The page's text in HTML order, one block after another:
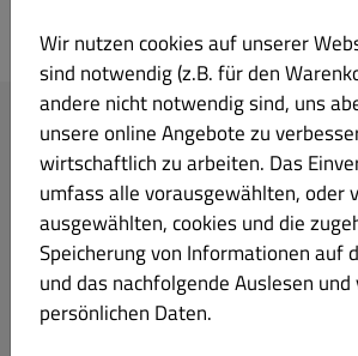
Ristorante Pizzeria da Vito
Ihre Bestellung
Lege Gerichte und Getränke in
Wir nutzen cookies auf unserer
sind notwendig (z.B. für den
andere nicht notwendig sind, uns
unsere online Angebote zu
wirtschaftlich zu arbeiten. Das
umfass alle vorausgewählten, oder
ausgewählten, cookies und die
Speicherung von Informationen auf
und das nachfolgende Auslesen
persönlichen Daten.